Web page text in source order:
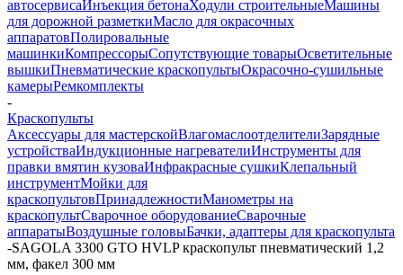
автосервисаИнъекция бетонаХодули строительныеМашины
для дорожной разметкиМасло для окрасочных
аппаратовПолировальные
машинкиКомпрессорыСопутствующие товарыОсветительные
вышкиПневматические краскопультыОкрасочно-сушильные
камерыРемкомплекты
-
Краскопульты
Аксессуары для мастерскойВлагомаслоотделителиЗарядные
устройстваИндукционные нагревателиИнструменты для
правки вмятин кузоваИнфракрасные сушкиКлепальный
инструментМойки для
краскопультовПринадлежностиМанометры на
краскопультСварочное оборудованиеСварочные
аппаратыВоздушные головыБачки, адаптеры для краскопульта
-SAGOLA 3300 GTO HVLP краскопульт пневматический 1,2
мм, факел 300 мм